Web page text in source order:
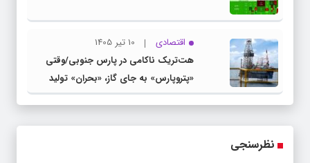
اقتصادی
10 تیر 1405
هت‌تریک ناکامی در پارس جنوبی/وقتی
«پتروپارس» به جای گاز، «بحران» تولید
می‌کند
نظرسنجی